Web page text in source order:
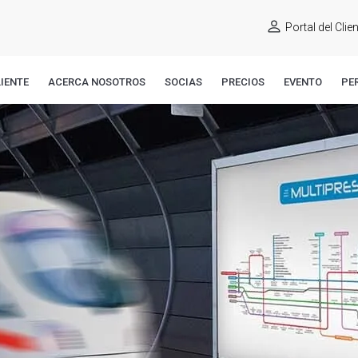
Portal del
ACERCA NOSOTROS SOCIAS PRECIOS EVENTO